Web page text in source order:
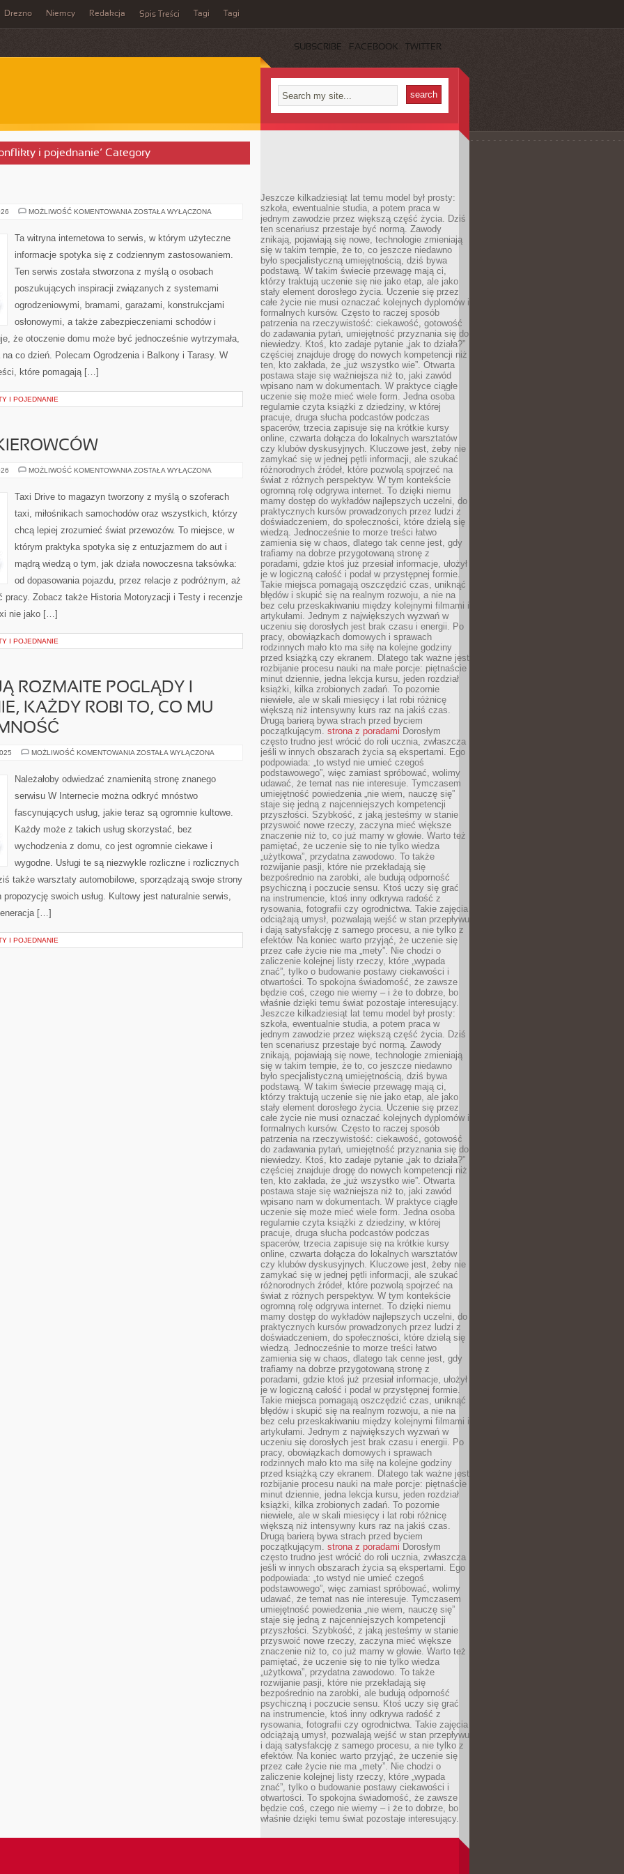
Drezno Niemcy Redakcja Spis Treści Tagi Tagi
SUBSCRIBE FACEBOOK TWITTER
i pojednanie’ Category
MOŻLIWOŚĆ KOMENTOWANIA OGRODZENIA
ZOSTAŁA WYŁĄCZONA
Ta witryna internetowa to serwis, w którym użyteczne
informacje spotyka się z codziennym zastosowaniem.
Ten serwis została stworzona z myślą o osobach
poszukujących inspiracji związanych z systemami
ogrodzeniowymi, bramami, garażami, konstrukcjami
osłonowymi, a także zabezpieczeniami schodów i
że otoczenie domu może być jednocześnie wytrzymała,
co dzień. Polecam Ogrodzenia i Balkony i Tarasy. W
które pomagają […]
I POJEDNANIE
MOŻLIWOŚĆ KOMENTOWANIA PORADNIKI
ZOSTAŁA WYŁĄCZONA
Taxi Drive to magazyn tworzony z myślą o szoferach
taxi, miłośnikach samochodów oraz wszystkich, którzy
chcą lepiej zrozumieć świat przewozów. To miejsce, w
którym praktyka spotyka się z entuzjazmem do aut i
mądrą wiedzą o tym, jak działa nowoczesna taksówka:
od dopasowania pojazdu, przez relacje z podróżnym, aż
pracy. Zobacz także Historia Motoryzacji i Testy i recenzje
nie jako […]
I POJEDNANIE
ROZMAITE POGLĄDY I
KAŻDY ROBI TO, CO MU
MOŻLIWOŚĆ KOMENTOWANIA LUDZIE
POGLĄDY
I
KAŻDY
TO,
MU
SPRAWIA
PRZYJEMNOŚĆ
ZOSTAŁA WYŁĄCZONA
Należałoby odwiedzać znamienitą stronę znanego
serwisu W Internecie można odkryć mnóstwo
fascynujących usług, jakie teraz są ogromnie kultowe.
Każdy może z takich usług skorzystać, bez
wychodzenia z domu, co jest ogromnie ciekawe i
wygodne. Usługi te są niezwykle rozliczne i rozlicznych
także warsztaty automobilowe, sporządzają swoje strony
swoich usług. Kultowy jest naturalnie serwis,
[…]
I POJEDNANIE
Jeszcze kilkadziesiąt lat temu model był prosty:
szkoła, ewentualnie studia, a potem praca w
jednym zawodzie przez większą część życia. Dziś
ten scenariusz przestaje być normą. Zawody
znikają, pojawiają się nowe, technologie zmieniają
się w takim tempie, że to, co jeszcze niedawno
było specjalistyczną umiejętnością, dziś bywa
podstawą. W takim świecie przewagę mają ci,
którzy traktują uczenie się nie jako etap, ale jako
stały element dorosłego życia. Uczenie się przez
całe życie nie musi oznaczać kolejnych dyplomów i
formalnych kursów. Często to raczej sposób
patrzenia na rzeczywistość: ciekawość, gotowość
do zadawania pytań, umiejętność przyznania się do
niewiedzy. Ktoś, kto zadaje pytanie „jak to działa?”
częściej znajduje drogę do nowych kompetencji niż
ten, kto zakłada, że „już wszystko wie”. Otwarta
postawa staje się ważniejsza niż to, jaki zawód
wpisano nam w dokumentach. W praktyce ciągłe
uczenie się może mieć wiele form. Jedna osoba
regularnie czyta książki z dziedziny, w której
pracuje, druga słucha podcastów podczas
spacerów, trzecia zapisuje się na krótkie kursy
online, czwarta dołącza do lokalnych warsztatów
czy klubów dyskusyjnych. Kluczowe jest, żeby nie
zamykać się w jednej pętli informacji, ale szukać
różnorodnych źródeł, które pozwolą spojrzeć na
świat z różnych perspektyw. W tym kontekście
ogromną rolę odgrywa internet. To dzięki niemu
mamy dostęp do wykładów najlepszych uczelni, do
praktycznych kursów prowadzonych przez ludzi z
doświadczeniem, do społeczności, które dzielą się
wiedzą. Jednocześnie to morze treści łatwo
zamienia się w chaos, dlatego tak cenne jest, gdy
trafiamy na dobrze przygotowaną stronę z
poradami, gdzie ktoś już przesiał informacje, ułożył
je w logiczną całość i podał w przystępnej formie.
Takie miejsca pomagają oszczędzić czas, uniknąć
błędów i skupić się na realnym rozwoju, a nie na
bez celu przeskakiwaniu między kolejnymi filmami i
artykułami. Jednym z największych wyzwań w
uczeniu się dorosłych jest brak czasu i energii. Po
pracy, obowiązkach domowych i sprawach
rodzinnych mało kto ma siłę na kolejne godziny
przed książką czy ekranem. Dlatego tak ważne jest
rozbijanie procesu nauki na małe porcje: piętnaście
minut dziennie, jedna lekcja kursu, jeden rozdział
książki, kilka zrobionych zadań. To pozornie
niewiele, ale w skali miesięcy i lat robi różnicę
większą niż intensywny kurs raz na jakiś czas.
Drugą barierą bywa strach przed byciem
początkującym. strona z poradami Dorosłym
często trudno jest wrócić do roli ucznia, zwłaszcza
jeśli w innych obszarach życia są ekspertami. Ego
podpowiada: „to wstyd nie umieć czegoś
podstawowego”, więc zamiast spróbować, wolimy
udawać, że temat nas nie interesuje. Tymczasem
umiejętność powiedzenia „nie wiem, nauczę się”
staje się jedną z najcenniejszych kompetencji
przyszłości. Szybkość, z jaką jesteśmy w stanie
przyswoić nowe rzeczy, zaczyna mieć większe
znaczenie niż to, co już mamy w głowie. Warto też
pamiętać, że uczenie się to nie tylko wiedza
„użytkowa”, przydatna zawodowo. To także
rozwijanie pasji, które nie przekładają się
bezpośrednio na zarobki, ale budują odporność
psychiczną i poczucie sensu. Ktoś uczy się grać
na instrumencie, ktoś inny odkrywa radość z
rysowania, fotografii czy ogrodnictwa. Takie zajęcia
odciążają umysł, pozwalają wejść w stan przepływu
i dają satysfakcję z samego procesu, a nie tylko z
efektów. Na koniec warto przyjąć, że uczenie się
przez całe życie nie ma „mety”. Nie chodzi o
zaliczenie kolejnej listy rzeczy, które „wypada
znać”, tylko o budowanie postawy ciekawości i
otwartości. To spokojna świadomość, że zawsze
będzie coś, czego nie wiemy – i że to dobrze, bo
właśnie dzięki temu świat pozostaje interesujący.
Jeszcze kilkadziesiąt lat temu model był prosty:
szkoła, ewentualnie studia, a potem praca w
jednym zawodzie przez większą część życia. Dziś
ten scenariusz przestaje być normą. Zawody
znikają, pojawiają się nowe, technologie zmieniają
się w takim tempie, że to, co jeszcze niedawno
było specjalistyczną umiejętnością, dziś bywa
podstawą. W takim świecie przewagę mają ci,
którzy traktują uczenie się nie jako etap, ale jako
stały element dorosłego życia. Uczenie się przez
całe życie nie musi oznaczać kolejnych dyplomów i
formalnych kursów. Często to raczej sposób
patrzenia na rzeczywistość: ciekawość, gotowość
do zadawania pytań, umiejętność przyznania się do
niewiedzy. Ktoś, kto zadaje pytanie „jak to działa?”
częściej znajduje drogę do nowych kompetencji niż
ten, kto zakłada, że „już wszystko wie”. Otwarta
postawa staje się ważniejsza niż to, jaki zawód
wpisano nam w dokumentach. W praktyce ciągłe
uczenie się może mieć wiele form. Jedna osoba
regularnie czyta książki z dziedziny, w której
pracuje, druga słucha podcastów podczas
spacerów, trzecia zapisuje się na krótkie kursy
online, czwarta dołącza do lokalnych warsztatów
czy klubów dyskusyjnych. Kluczowe jest, żeby nie
zamykać się w jednej pętli informacji, ale szukać
różnorodnych źródeł, które pozwolą spojrzeć na
świat z różnych perspektyw. W tym kontekście
ogromną rolę odgrywa internet. To dzięki niemu
mamy dostęp do wykładów najlepszych uczelni, do
praktycznych kursów prowadzonych przez ludzi z
doświadczeniem, do społeczności, które dzielą się
wiedzą. Jednocześnie to morze treści łatwo
zamienia się w chaos, dlatego tak cenne jest, gdy
trafiamy na dobrze przygotowaną stronę z
poradami, gdzie ktoś już przesiał informacje, ułożył
je w logiczną całość i podał w przystępnej formie.
Takie miejsca pomagają oszczędzić czas, uniknąć
błędów i skupić się na realnym rozwoju, a nie na
bez celu przeskakiwaniu między kolejnymi filmami i
artykułami. Jednym z największych wyzwań w
uczeniu się dorosłych jest brak czasu i energii. Po
pracy, obowiązkach domowych i sprawach
rodzinnych mało kto ma siłę na kolejne godziny
przed książką czy ekranem. Dlatego tak ważne jest
rozbijanie procesu nauki na małe porcje: piętnaście
minut dziennie, jedna lekcja kursu, jeden rozdział
książki, kilka zrobionych zadań. To pozornie
niewiele, ale w skali miesięcy i lat robi różnicę
większą niż intensywny kurs raz na jakiś czas.
Drugą barierą bywa strach przed byciem
początkującym. strona z poradami Dorosłym
często trudno jest wrócić do roli ucznia, zwłaszcza
jeśli w innych obszarach życia są ekspertami. Ego
podpowiada: „to wstyd nie umieć czegoś
podstawowego”, więc zamiast spróbować, wolimy
udawać, że temat nas nie interesuje. Tymczasem
umiejętność powiedzenia „nie wiem, nauczę się”
staje się jedną z najcenniejszych kompetencji
przyszłości. Szybkość, z jaką jesteśmy w stanie
przyswoić nowe rzeczy, zaczyna mieć większe
znaczenie niż to, co już mamy w głowie. Warto też
pamiętać, że uczenie się to nie tylko wiedza
„użytkowa”, przydatna zawodowo. To także
rozwijanie pasji, które nie przekładają się
bezpośrednio na zarobki, ale budują odporność
psychiczną i poczucie sensu. Ktoś uczy się grać
na instrumencie, ktoś inny odkrywa radość z
rysowania, fotografii czy ogrodnictwa. Takie zajęcia
odciążają umysł, pozwalają wejść w stan przepływu
i dają satysfakcję z samego procesu, a nie tylko z
efektów. Na koniec warto przyjąć, że uczenie się
przez całe życie nie ma „mety”. Nie chodzi o
zaliczenie kolejnej listy rzeczy, które „wypada
znać”, tylko o budowanie postawy ciekawości i
otwartości. To spokojna świadomość, że zawsze
będzie coś, czego nie wiemy – i że to dobrze, bo
właśnie dzięki temu świat pozostaje interesujący.